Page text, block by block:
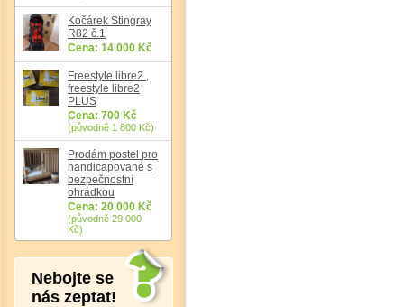
Kočárek Stingray
R82 č.1
Cena: 14 000 Kč
Freestyle libre2 ,
freestyle libre2
PLUS
Cena: 700 Kč
(původně 1 800 Kč)
Prodám postel pro
handicapované s
bezpečnostní
ohrádkou
Cena: 20 000 Kč
(původně 29 000
Kč)
Nebojte se
nás zeptat!